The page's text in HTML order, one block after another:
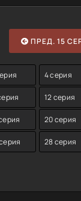
ПРЕД. 15
4 серия
12 серия
20 серия
28 серия